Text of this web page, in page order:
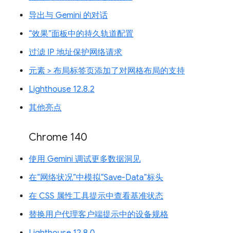
导出与 Gemini 的对话
“效果”面板中的持久轨道配置
过滤 IP 地址保护网络请求
元素 > 布局标签页添加了对网格布局的支持
Lighthouse 12.8.2
其他亮点
Chrome 140
使用 Gemini 调试更多数据洞见
在“网络状况”中模拟“Save-Data”标头
在 CSS 属性工具提示中查看基准状态
替换用户代理客户端提示中的设备规格